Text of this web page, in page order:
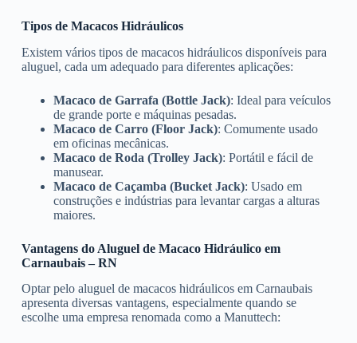
Tipos de Macacos Hidráulicos
Existem vários tipos de macacos hidráulicos disponíveis para
aluguel, cada um adequado para diferentes aplicações:
Macaco de Garrafa (Bottle Jack): Ideal para veículos
de grande porte e máquinas pesadas.
Macaco de Carro (Floor Jack): Comumente usado
em oficinas mecânicas.
Macaco de Roda (Trolley Jack): Portátil e fácil de
manusear.
Macaco de Caçamba (Bucket Jack): Usado em
construções e indústrias para levantar cargas a alturas
maiores.
Vantagens do Aluguel de Macaco Hidráulico em
Carnaubais – RN
Optar pelo aluguel de macacos hidráulicos em Carnaubais
apresenta diversas vantagens, especialmente quando se
escolhe uma empresa renomada como a Manuttech: